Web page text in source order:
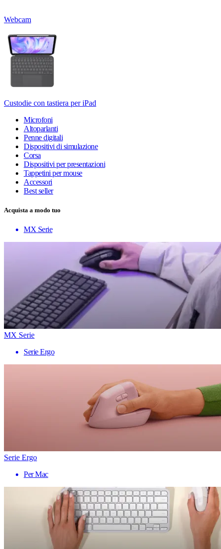
Webcam
Custodie con tastiera per iPad
Microfoni
Altoparlanti
Penne digitali
Dispositivi di simulazione
Corsa
Dispositivi per presentazioni
Tappetini per mouse
Accessori
Best seller
Acquista a modo tuo
MX Serie
MX Serie
Serie Ergo
Serie Ergo
Per Mac